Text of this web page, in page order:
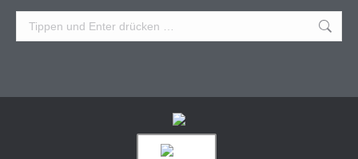
Search: